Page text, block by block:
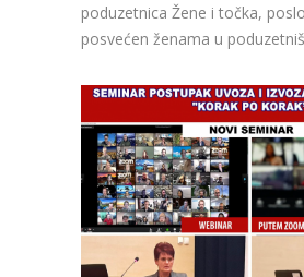
poduzetnica Žene i točka,
posvećen ženama u